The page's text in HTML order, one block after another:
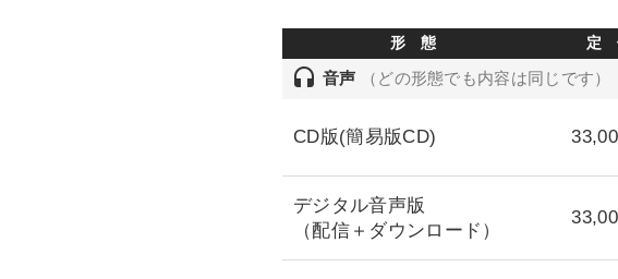
形 態 定
headset 音声 （どの形態でも内容は同じです）
CD版(簡易版CD)
デジタル音声版
（配信＋ダウンロード）